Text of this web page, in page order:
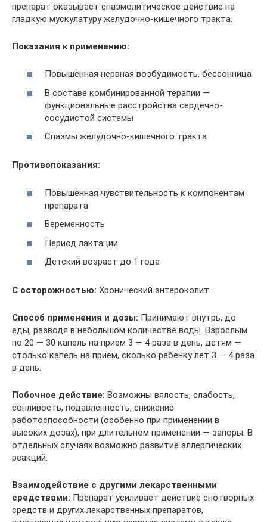
препарат оказывает спазмолитическое действие на
гладкую мускулатуру желудочно-кишечного тракта.
Показания к применению:
Повышенная нервная возбудимость, бессонница
В составе комбинированной терапии —
функциональные расстройства сердечно-
сосудистой системы
Спазмы желудочно-кишечного тракта
Противопоказания:
Повышенная чувствительность к компонентам
препарата
Беременность
Период лактации
Детский возраст до 1 года
С осторожностью: Хронический энтероколит.
Способ применения и дозы: Принимают внутрь, до
еды, разводя в небольшом количестве воды. Взрослым
по 20 — 30 капель на прием 3 — 4 раза в день, детям —
столько капель на прием, сколько ребенку лет 3 — 4 раза
в день.
Побочное действие: Возможны вялость, слабость,
сонливость, подавленность, снижение
работоспособности (особенно при применении в
высоких дозах), при длительном применении — запоры. В
отдельных случаях возможно развитие аллергических
реакций.
Взаимодействие с другими лекарственными
средствами: Препарат усиливает действие снотворных
средств и других лекарственных препаратов,